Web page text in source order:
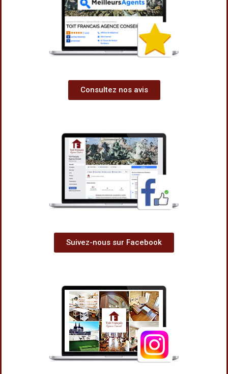
Consultez nos avis
Suivez-nous sur Facebook